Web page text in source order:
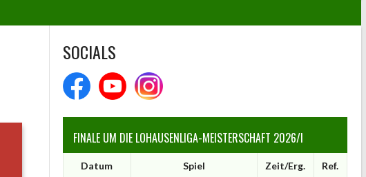
SOCIALS
FINALE UM DIE LOHAUSENLIGA-MEISTERSCHAFT 2026/I
Datum Spiel Zeit/Erg. Ref.